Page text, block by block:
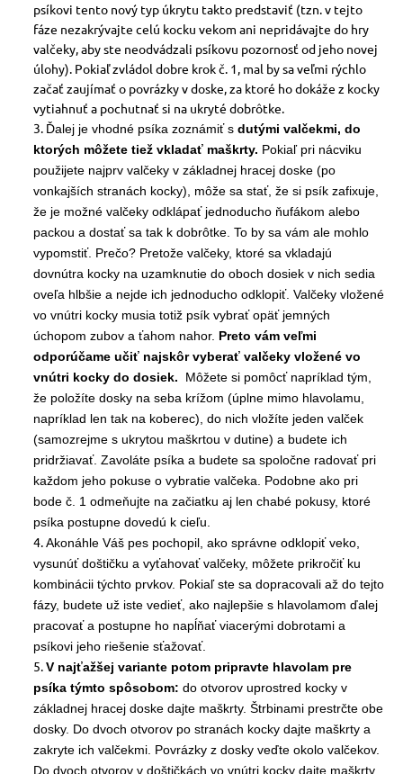
psíkovi tento nový typ úkrytu takto predstaviť (tzn. v tejto
fáze nezakrývajte celú kocku vekom ani nepridávajte do hry
valčeky, aby ste neodvádzali psíkovu pozornosť od jeho novej
úlohy). Pokiaľ zvládol dobre krok č. 1, mal by sa veľmi rýchlo
začať zaujímať o povrázky v doske, za ktoré ho dokáže z kocky
vytiahnuť a pochutnať si na ukryté dobrôtke.
Ďalej je vhodné psíka zoznámiť sdutými valčekmi, do
ktorých môžete tiež vkladať maškrty. Pokiaľ pri nácviku
použijete najprv valčeky v základnej hracej doske (po
vonkajších stranách kocky), môže sa stať, že si psík zafixuje,
že je možné valčeky odklápať jednoducho ňufákom alebo
packou a dostať sa tak k dobrôtke. To by sa vám ale mohlo
vypomstiť. Prečo? Pretože valčeky, ktoré sa vkladajú
dovnútra kocky na uzamknutie do oboch dosiek v nich sedia
oveľa hlbšie a nejde ich jednoducho odklopiť. Valčeky vložené
vo vnútri kocky musia totiž psík vybrať opäť jemných
úchopom zubov a ťahom nahor. Preto vám veľmi
odporúčame učiť najskôr vyberať valčeky vložené vo
vnútri kocky do dosiek. Môžete si pomôcť napríklad tým,
že položíte dosky na seba krížom (úplne mimo hlavolamu,
napríklad len tak na koberec), do nich vložíte jeden valček
(samozrejme s ukrytou maškrtou v dutine) a budete ich
pridržiavať. Zavoláte psíka a budete sa spoločne radovať pri
každom jeho pokuse o vybratie valčeka. Podobne ako pri
bode č. 1 odmeňujte na začiatku aj len chabé pokusy, ktoré
psíka postupne dovedú k cieľu.
Akonáhle Váš pes pochopil, ako správne odklopiť veko,
vysunúť doštičku a vyťahovať valčeky, môžete prikročiť ku
kombinácii týchto prvkov. Pokiaľ ste sa dopracovali až do tejto
fázy, budete už iste vedieť, ako najlepšie s hlavolamom ďalej
pracovať a postupne ho napĺňať viacerými dobrotami a
psíkovi jeho riešenie sťažovať.
V najťažšej variante potom pripravte hlavolam pre
psíka týmto spôsobom:do otvorov uprostred kocky v
základnej hracej doske dajte maškrty. Štrbinami prestrčte obe
dosky. Do dvoch otvorov po stranách kocky dajte maškrty a
zakryte ich valčekmi. Povrázky z dosky veďte okolo valčekov.
Do dvoch otvorov v doštičkách vo vnútri kocky dajte maškrty